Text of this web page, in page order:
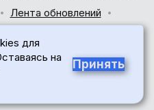
Лента обновлений
2026
для
на
Принять